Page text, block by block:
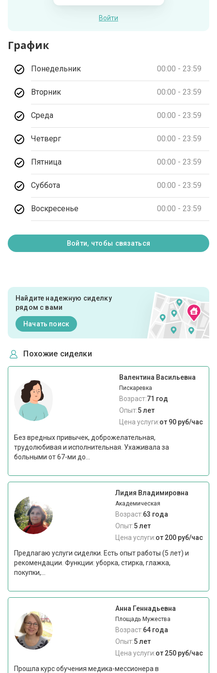
Войти
График
Понедельник 00:00 - 23:59
Вторник 00:00 - 23:59
Среда 00:00 - 23:59
Четверг 00:00 - 23:59
Пятница 00:00 - 23:59
Суббота 00:00 - 23:59
Воскресенье 00:00 - 23:59
Войти, чтобы связаться
Найдите надежную сиделку
рядом с вами
Начать поиск
Похожие сиделки
Валентина Васильевна
Пискаревка
Возраст:71 год
Опыт:5 лет
Цена услуги:от 90 руб/час
Без вредных привычек, доброжелательная,
трудолюбивая и исполнительная. Ухаживала за
больными от 67-ми до...
Лидия Владимировна
Академическая
Возраст:63 года
Опыт:5 лет
Цена услуги:от 200 руб/час
Предлагаю услуги сиделки. Есть опыт работы (5 лет) и
рекомендации. Функции: уборка, стирка, глажка,
покупки,...
Анна Геннадьевна
Площадь Мужества
Возраст:64 года
Опыт:5 лет
Цена услуги:от 250 руб/час
Прошла курс обучения медика-мессионера в